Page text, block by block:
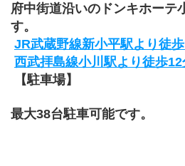
府中街道沿いのドンキホーテ
す。
JR武蔵野線新小平駅より徒
西武拝島線小川駅より徒歩12
【駐車場】
最大38台駐車可能です。